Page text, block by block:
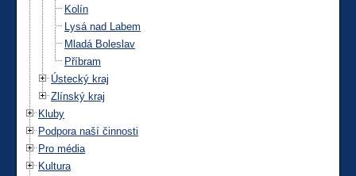
Kolín
Lysá nad Labem
Mladá Boleslav
Příbram
Ústecký kraj
Zlínský kraj
Kluby
Podpora naší činnosti
Pro média
Kultura